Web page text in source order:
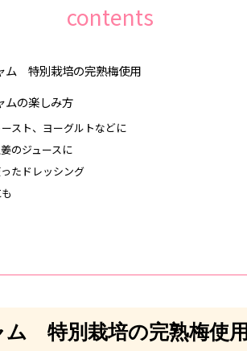
contents
ム 特別栽培の完熟梅使用
ムの楽しみ方
スト、ヨーグルトなどに
のジュースに
たドレッシング
ム 特別栽培の完熟梅使用